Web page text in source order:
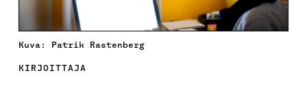
Kuva: Patrik Rastenberg
KIRJOITTAJA